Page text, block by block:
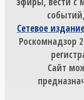
Сетевое
Роскомнадзор
Сайт